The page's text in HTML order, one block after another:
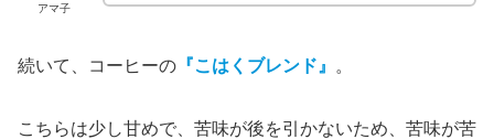
アマ子
続いて、コーヒーの 『こはくブレンド』 。
こちらは少し甘めで、苦味が後を引かないため、苦味が苦